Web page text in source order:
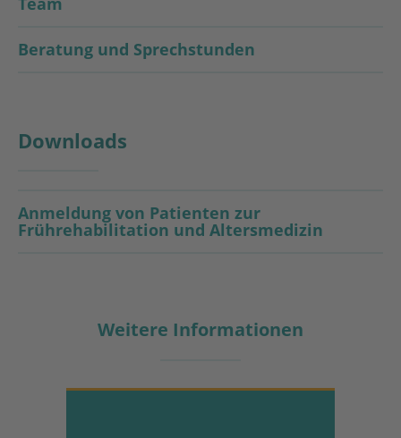
Beratung und Sprechstunden
Downloads
Anmeldung von Patienten zur
Frührehabilitation und Altersmedizin
Weitere Informationen